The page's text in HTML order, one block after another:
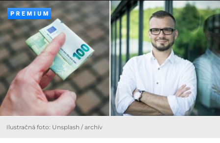
Ilustračná foto: Unsplash / archív